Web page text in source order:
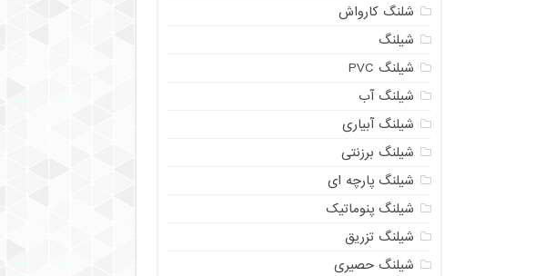
شلنگ کارواش
شیلنگ
شیلنگ PVC
شیلنگ آب
شیلنگ آبیاری
شیلنگ برزنتی
شیلنگ پارچه ای
شیلنگ پنوماتیک
شیلنگ تزریق
شیلنگ حصیری